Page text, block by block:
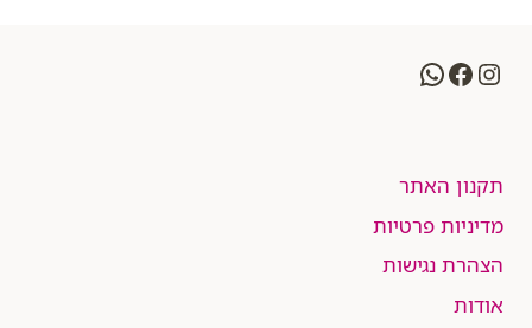
Instagram
Facebook
WhatsApp
תקנון האתר
מדיניות פרטיות
הצהרת נגישות
אודות